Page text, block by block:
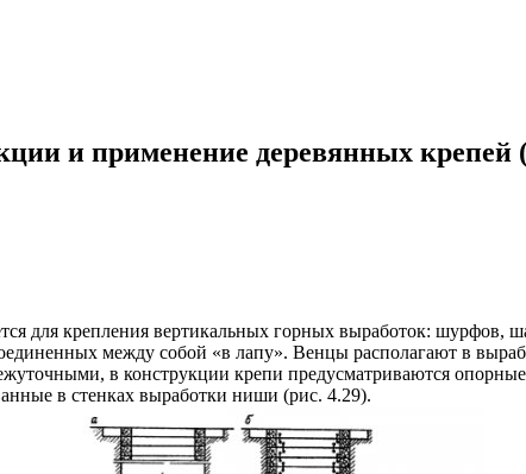
и применение деревянных крепей
для крепления вертикальных горных выработок: шурфов,
между собой «в лапу». Венцы располагают в
в конструкции крепи предусматриваются
в стенках выработки ниши (рис. 4.29).